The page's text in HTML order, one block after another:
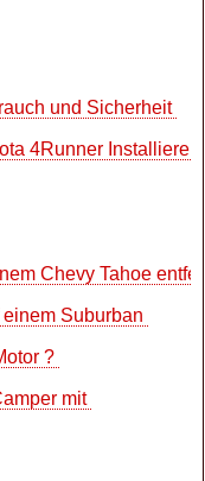
und Sicherheit
4Runner Installieren
Chevy Tahoe
Suburban
?
mit